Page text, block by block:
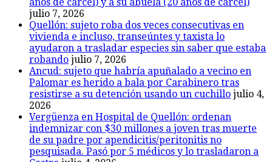
julio 7, 2026
Quellón: sujeto roba dos veces consecutivas en
vivienda e incluso, transeúntes y taxista lo
ayudaron a trasladar especies sin saber que estaba
robando julio 7, 2026
Ancud: sujeto que habría apuñalado a vecino en
Palomar es herido a bala por Carabinero tras
resistirse a su detención usando un cuchillo julio 4,
2026
Vergüenza en Hospital de Quellón: ordenan
indemnizar con $30 millones a joven tras muerte
de su padre por apendicitis/peritonitis no
pesquisada. Pasó por 5 médicos y lo trasladaron a